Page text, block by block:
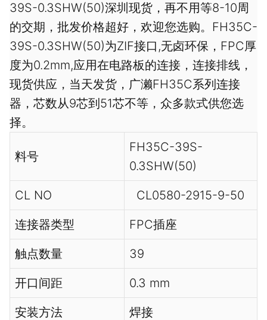
39S-0.3SHW(50)深圳现货，再不用等8-10周
的交期，批发价格超好，欢迎您选购。FH35C-
39S-0.3SHW(50)为ZIF接口,无卤环保，FPC厚
度为0.2mm,应用在电路板的连接，连接排线，
现货供应，当天发货，广濑FH35C系列连接
器，芯数从9芯到51芯不等，众多款式供您选
择。
料号
FH35C-39S-
0.3SHW(50)
CL NO CL0580-2915-9-50
连接器类型 FPC插座
触点数量 39
开口间距 0.3 mm
安装方法 焊接